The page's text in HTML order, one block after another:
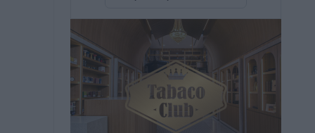
Γ. Χατζημάρκος: “Δύο μεγάλες
δεσμεύσεις Γεωργιάδη” – Κίνητρα για
τους γιατρούς των νησιών και
συνεργασία Ρόδου με το Αττικόν για το
Ακτινοθεραπευτικό
Τοπικές Ειδήσεις• πριν 1 ώρα